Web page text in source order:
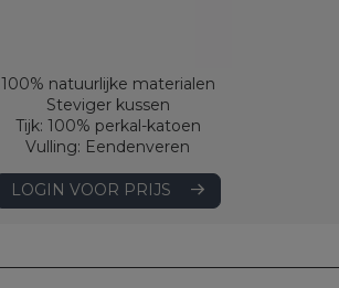
100% natuurlijke materialen
Steviger kussen
Tijk: 100% perkal-katoen
Vulling: Eendenveren
LOGIN VOOR PRIJS